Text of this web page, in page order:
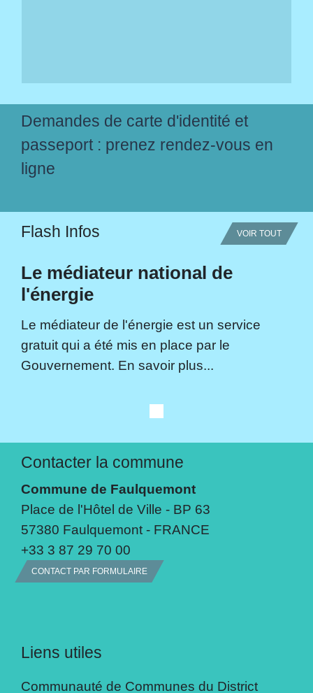
Demandes de carte d'identité et
passeport : prenez rendez-vous en
ligne
Flash Infos VOIR TOUT
Le médiateur national de
l'énergie
Le médiateur de l'énergie est un service
gratuit qui a été mis en place par le
Gouvernement. En savoir plus...
Contacter la commune
Commune de Faulquemont
Place de l'Hôtel de Ville - BP 63
57380 Faulquemont - FRANCE
+33 3 87 29 70 00
CONTACT PAR FORMULAIRE
Liens utiles
Communauté de Communes du District